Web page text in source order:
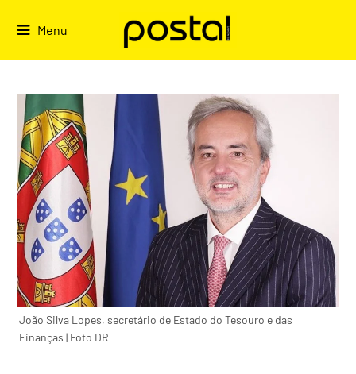
Menu
João Silva Lopes, secretário de Estado do Tesouro e das
Finanças | Foto DR